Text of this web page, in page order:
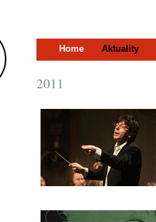
Home Aktuality
2011